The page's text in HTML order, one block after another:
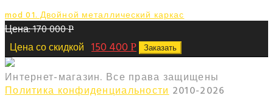
mod 01. Двойной металлический каркас
Цена:170 000Р
Цена со скидкой 150 400Р Заказать
Интернет-магазин. Все права защищены
Политика конфиденциальности2010-2026